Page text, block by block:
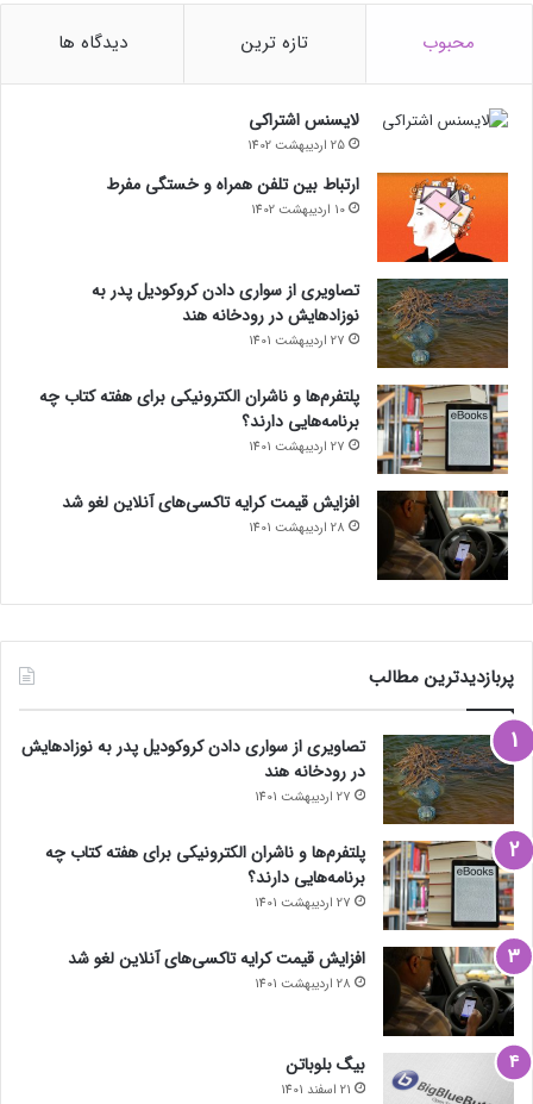
محبوب تازه ترین دیدگاه ها
لایسنس اشتراکی
25 اردیبهشت 1402
ارتباط بین تلفن همراه و خستگی مفرط
10 اردیبهشت 1402
تصاویری از سواری دادن کروکودیل پدر به
نوزادهایش در رودخانه هند
27 اردیبهشت 1401
پلتفرم‌ها و ناشران الکترونیکی برای هفته کتاب چه
برنامه‌هایی دارند؟
27 اردیبهشت 1401
افزایش قیمت کرایه تاکسی‌های آنلاین لغو شد
28 اردیبهشت 1401
پربازدیدترین مطالب
تصاویری از سواری دادن کروکودیل پدر به نوزادهایش
در رودخانه هند
27 اردیبهشت 1401
پلتفرم‌ها و ناشران الکترونیکی برای هفته کتاب چه
برنامه‌هایی دارند؟
27 اردیبهشت 1401
افزایش قیمت کرایه تاکسی‌های آنلاین لغو شد
28 اردیبهشت 1401
بیگ بلوباتن
21 اسفند 1401